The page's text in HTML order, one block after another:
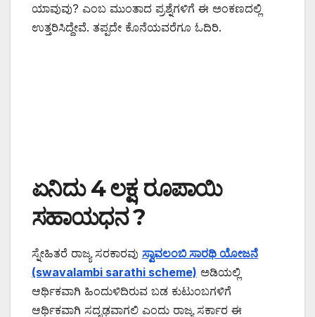
ಯಾವುವು? ಎಂಬ ಮುಂತಾದ ಪ್ರಶ್ನೆಗಳಿಗೆ ಈ ಅಂಕಣದಲ್ಲಿ
ಉತ್ತರಿಸಿದ್ದೇವೆ. ತಪ್ಪದೇ ಕೊನೆಯವರೆಗೂ ಓದಿರಿ.
ಏನಿದು 4 ಲಕ್ಷ ರೂಪಾಯಿ
ಸಹಾಯಧನ ?
ಸ್ನೇಹಿತರೆ ರಾಜ್ಯ ಸರಕಾರವು ಸ್ವಾವಲಂಬಿ ಸಾರಥಿ ಯೋಜನೆ
(swavalambi sarathi scheme) ಅಡಿಯಲ್ಲಿ
ಆರ್ಥಿಕವಾಗಿ ಹಿಂದುಳಿದಿರುವ ಬಡ ಕುಟುಂಬಗಳಿಗೆ
ಆರ್ಥಿಕವಾಗಿ ಸದೃಢವಾಗಲಿ ಎಂದು ರಾಜ್ಯ ಸರ್ಕಾರ ಈ